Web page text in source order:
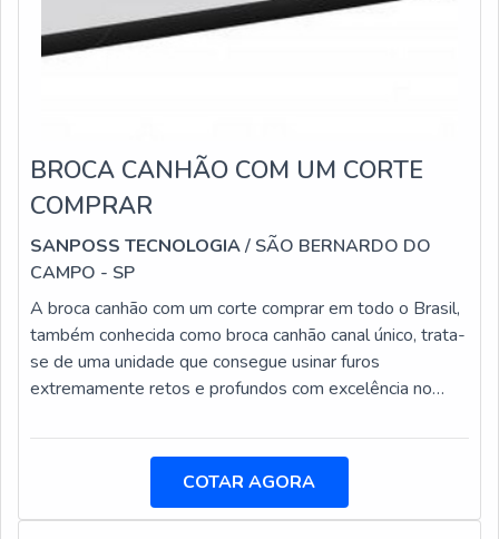
BROCA CANHÃO COM UM CORTE
COMPRAR
SANPOSS TECNOLOGIA/ SÃO BERNARDO DO
CAMPO - SP
A broca canhão com um corte comprar em todo o Brasil,
também conhecida como broca canhão canal único, trata-
se de uma unidade que consegue usinar furos
extremamente retos e profundos com excelência no
bélica, tem o poder de perfurar quase todo tipo de
do canal é necessário que refrigeração de alta pressão
seja mantida sobre a ferramenta.Modelos
COTAR AGORA